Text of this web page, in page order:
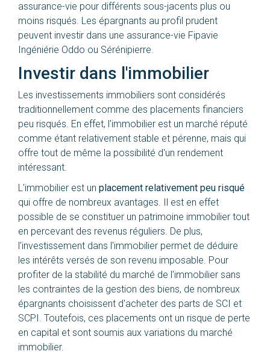
assurance-vie pour différents sous-jacents plus ou
moins risqués. Les épargnants au profil prudent
peuvent investir dans une assurance-vie Fipavie
Ingéniérie Oddo ou Sérénipierre.
Investir dans l'immobilier
Les investissements immobiliers sont considérés
traditionnellement comme des placements financiers
peu risqués. En effet, l'immobilier est un marché réputé
comme étant relativement stable et pérenne, mais qui
offre tout de même la possibilité d'un rendement
intéressant.
L'immobilier est un placement relativement peu risqué
qui offre de nombreux avantages. Il est en effet
possible de se constituer un patrimoine immobilier tout
en percevant des revenus réguliers. De plus,
l'investissement dans l'immobilier permet de déduire
les intérêts versés de son revenu imposable. Pour
profiter de la stabilité du marché de l'immobilier sans
les contraintes de la gestion des biens, de nombreux
épargnants choisissent d'acheter des parts de SCI et
SCPI. Toutefois, ces placements ont un risque de perte
en capital et sont soumis aux variations du marché
immobilier.